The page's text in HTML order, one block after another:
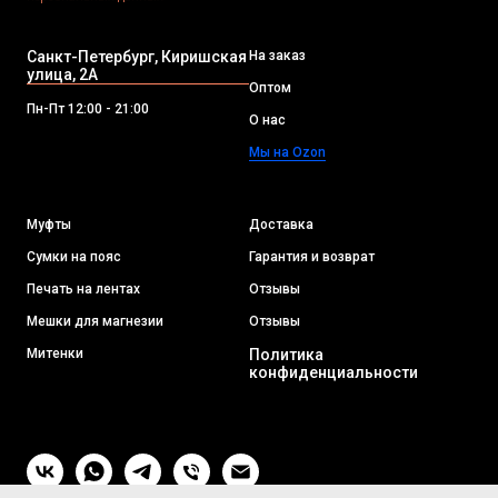
Санкт-Петербург, Киришская
улица, 2А
Пн-Пт 12:00 - 21:00
На заказ
Оптом
О нас
Мы на Ozon
Муфты
Сумки на пояс
Печать на лентах
Мешки для магнезии
Митенки
Доставка
Гарантия и возврат
Отзывы
Отзывы
Политика
конфиденциальности